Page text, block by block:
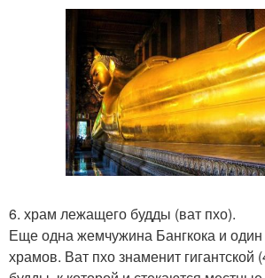
6. храм лежащего будды (ват пхо).
Еще одна жемчужина Бангкока и один
храмов. Ват пхо знаменит гигантской